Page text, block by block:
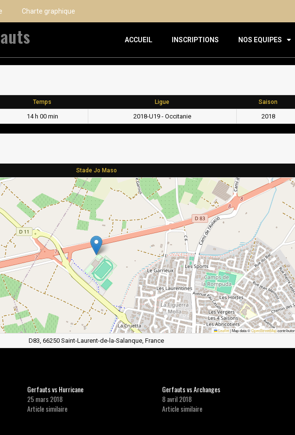
Charte graphique
ACCUEIL INSCRIPTIONS NOS EQUIPES
Temps Ligue Saison
14 h 00 min 2018-U19 - Occitanie 2018
Stade Jo Maso
Leaflet |Map data ©OpenStreetMap
D83, 66250 Saint-Laurent-de-la-Salanque, France
Gerfauts vs Hurricane
25 mars 2018
Article similaire
Gerfauts vs Archanges
8 avril 2018
Article similaire